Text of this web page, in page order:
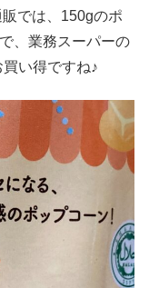
では、150gのポ
、業務スーパーの
い得ですね♪